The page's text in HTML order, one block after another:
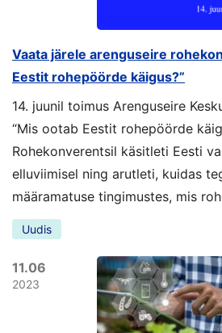
Vaata järele arenguseire
Eestit rohepöörde käigus?”
14. juunil toimus Arenguseire
“Mis ootab Eestit rohepöörde
Rohekonverentsil käsitleti Eesti
elluviimisel ning arutleti, kuidas
määramatuse tingimustes, mis
Uudis
11.06
2023